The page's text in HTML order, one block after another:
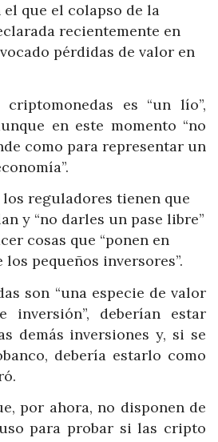
que el colapso de la
recientemente en
pérdidas de valor en
es “un lío”,
en este momento “no
como para representar un
los reguladores tienen que
y “no darles un pase libre”
cosas que “ponen en
pequeños inversores”.
son “una especie de valor
inversión”, deberían estar
demás inversiones y, si se
debería estarlo como
por ahora, no disponen de
para probar si las cripto